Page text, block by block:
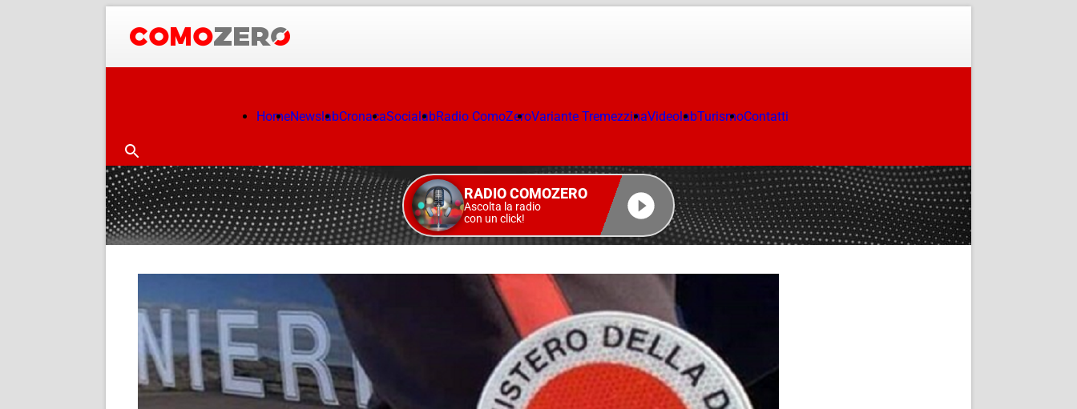
HomeNewslabCronacaSocialabRadio ComoZeroVariante TremezzinaVideolabTurismoContatti
RADIO COMOZERO
Ascolta la radio
con un click!